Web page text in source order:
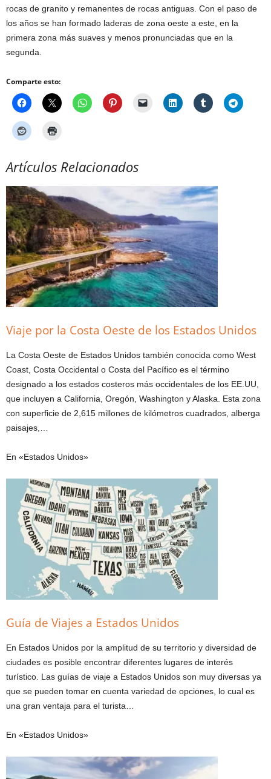
rocas de granito y remanentes de rocas antiguas. Con el paso de
los años se han formado laderas de zona oeste a este, en la
primera zona más suaves y menos pronunciadas que en la
segunda.
Comparte esto:
Artículos Relacionados
Viaje por la Costa Oeste de los Estados Unidos
La Costa Oeste de Estados Unidos también conocida como West
Coast, Costa Occidental o Costa del Pacífico es el término
designado a los estados costeros más occidentales de los EE.UU,
que incluyen a California, Oregón, Washington y Alaska. Esta zona
con superficie de 2,615 millones de kilómetros cuadrados, alberga
paisajes,…
En «Estados Unidos»
Guía de Viajes a Estados Unidos
En Estados Unidos por la amplitud de su territorio y diversidad de
ciudades es posible encontrar diferentes lugares de interés
turístico. Las guías de viaje a Estados Unidos son muy diversas ya
que se pueden tomar en cuenta variedad de opciones, lo cual es
una gran ventaja para el turista…
En «Estados Unidos»